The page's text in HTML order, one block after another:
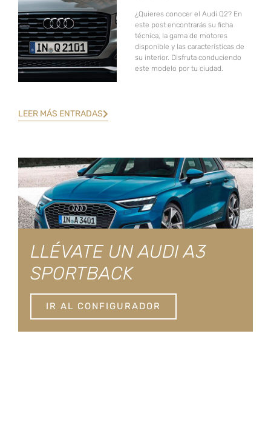
¿Quieres conocer el Audi Q2? En
este post encontrarás su ficha
técnica, la gama de motores
disponible y las características de
su interior. Disfruta conduciendo
este modelo por tu ciudad.
LEER MÁS ENTRADAS
LLÉVATE UN AUDI A3
SPORTBACK
IR AL CONFIGURADOR